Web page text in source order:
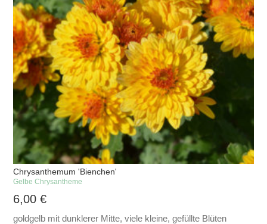
Chrysanthemum 'Bienchen'
Gelbe Chrysantheme
6,00€
goldgelb mit dunklerer Mitte, viele kleine, gefüllte Blüten